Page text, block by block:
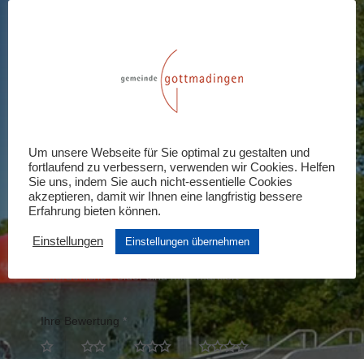
Share
Share
Share
Share
Rezensionen (0)
Schreiben Sie die erste Rezension für
„Einzeleintritt Ermäßigte“
Ihre E-Mail-Adresse wird nicht veröffentlicht.
Erforderliche Felder sind mit*markiert
Ihre Bewertung *
Um unsere Webseite für Sie optimal zu gestalten und
fortlaufend zu verbessern, verwenden wir Cookies. Helfen
Sie uns, indem Sie auch nicht-essentielle Cookies
akzeptieren, damit wir Ihnen eine langfristig bessere
Erfahrung bieten können.
Einstellungen Einstellungen übernehmen